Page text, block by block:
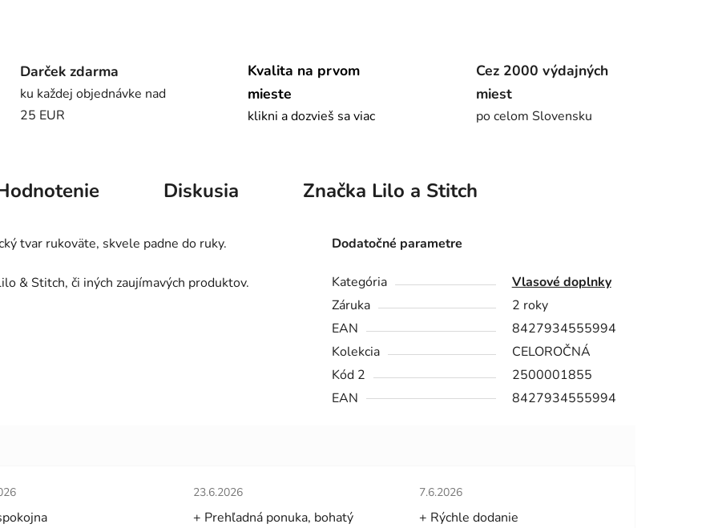
Darček zdarma
ku každej objednávke nad
25 EUR
Kvalita na prvom
mieste
klikni a dozvieš sa viac
Cez 2000 výdajných
miest
po celom Slovensku
Diskusia Značka Lilo a Stitch
tvar rukoväte, skvele padne do ruky.
& Stitch, či iných zaujímavých produktov.
Dodatočné parametre
Kategória
Vlasové doplnky
Záruka
2 roky
EAN
8427934555994
Kolekcia
CELOROČNÁ
Kód 2
2500001855
EAN
8427934555994
obchodu je 5 z 5 hviezdičiek.Hodnotenie obchodu je 5 z 5 hviezdičiek.
23.6.2026
+ Prehľadná ponuka, bohatý
Hodnotenie obchodu je 5 z 5 hviezdičiek.
7.6.2026
+ Rýchle dodanie